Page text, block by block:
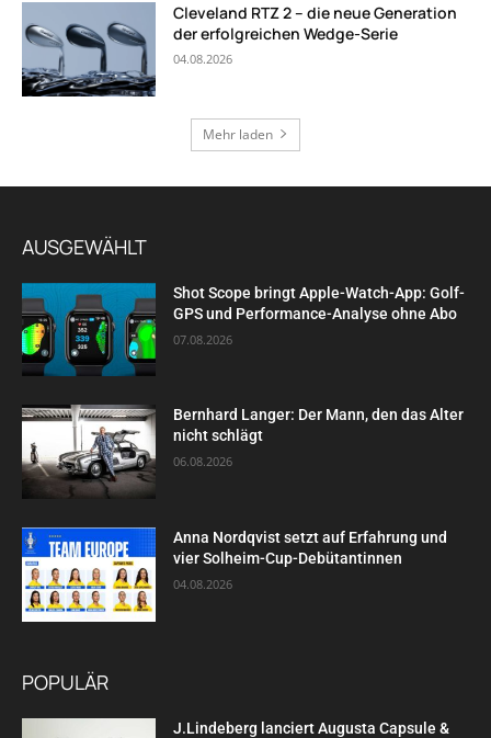
Cleveland RTZ 2 – die neue Generation
der erfolgreichen Wedge-Serie
04.08.2026
Mehr laden
AUSGEWÄHLT
Shot Scope bringt Apple-Watch-App: Golf-
GPS und Performance-Analyse ohne Abo
07.08.2026
Bernhard Langer: Der Mann, den das Alter
nicht schlägt
06.08.2026
Anna Nordqvist setzt auf Erfahrung und
vier Solheim-Cup-Debütantinnen
04.08.2026
POPULÄR
J.Lindeberg lanciert Augusta Capsule &